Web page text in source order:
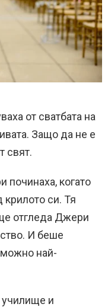
от сватбата на
Защо да не е
свят.
починаха, когато
крилото си. Тя
отгледа Джери
И беше
най-
училище и